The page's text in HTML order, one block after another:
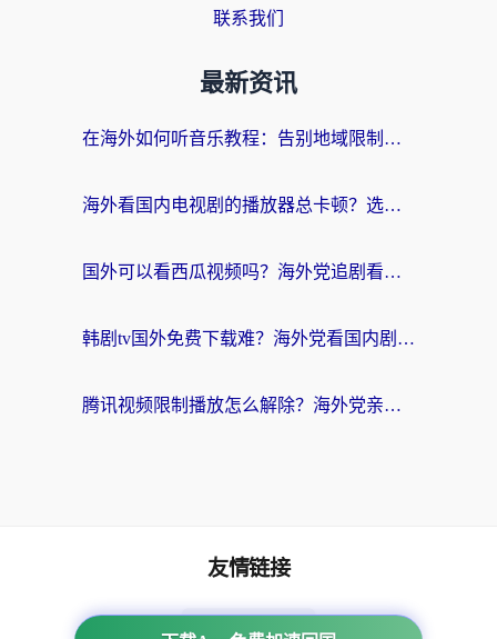
联系我们
最新资讯
在海外如何听音乐教程：告别地域限制，随时听见国内的声音
海外看国内电视剧的播放器总卡顿？选对回国加速器才是关键
国外可以看西瓜视频吗？海外党追剧看片的终极解决方案
韩剧tv国外免费下载难？海外党看国内剧的加速器选择指南（附实用技巧）
腾讯视频限制播放怎么解除？海外党亲测有效的回国加速指南
友情链接
海外回国加速器